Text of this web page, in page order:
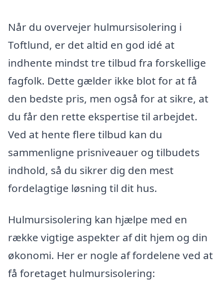
Når du overvejer hulmursisolering i
Toftlund, er det altid en god idé at
indhente mindst tre tilbud fra forskellige
fagfolk. Dette gælder ikke blot for at få
den bedste pris, men også for at sikre, at
du får den rette ekspertise til arbejdet.
Ved at hente flere tilbud kan du
sammenligne prisniveauer og tilbudets
indhold, så du sikrer dig den mest
fordelagtige løsning til dit hus.
Hulmursisolering kan hjælpe med en
række vigtige aspekter af dit hjem og din
økonomi. Her er nogle af fordelene ved at
få foretaget hulmursisolering: